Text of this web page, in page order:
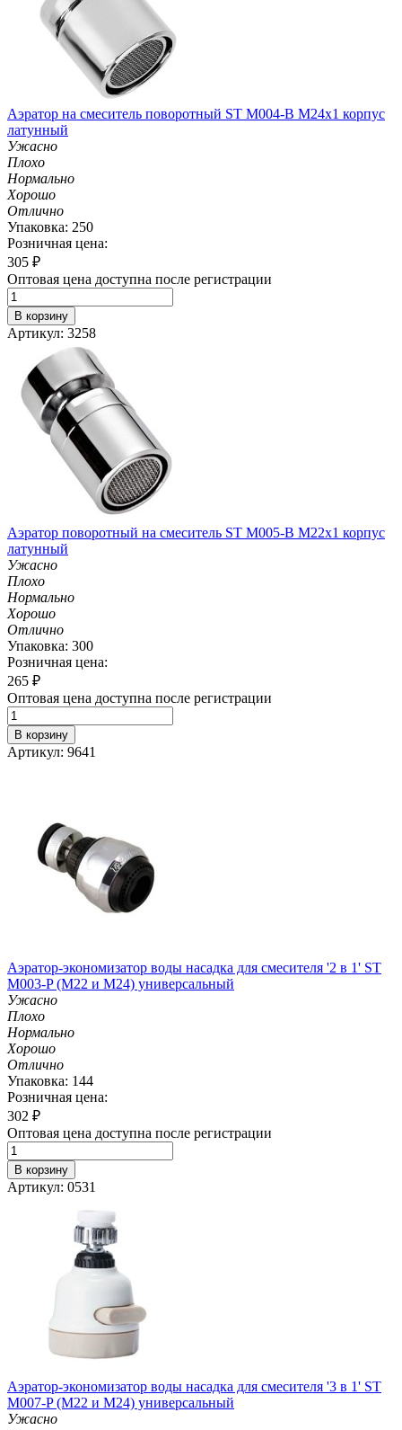
Аэратор на смеситель поворотный ST М004-B М24х1 корпус
латунный
Ужасно
Плохо
Нормально
Хорошо
Отлично
Упаковка: 250
Розничная цена:
305 ₽
Оптовая цена доступна после регистрации
В корзину
Артикул: 3258
Аэратор поворотный на смеситель ST М005-B М22х1 корпус
латунный
Ужасно
Плохо
Нормально
Хорошо
Отлично
Упаковка: 300
Розничная цена:
265 ₽
Оптовая цена доступна после регистрации
В корзину
Артикул: 9641
Аэратор-экономизатор воды насадка для смесителя '2 в 1' ST
M003-P (М22 и M24) универсальный
Ужасно
Плохо
Нормально
Хорошо
Отлично
Упаковка: 144
Розничная цена:
302 ₽
Оптовая цена доступна после регистрации
В корзину
Артикул: 0531
Аэратор-экономизатор воды насадка для смесителя '3 в 1' ST
M007-P (М22 и M24) универсальный
Ужасно